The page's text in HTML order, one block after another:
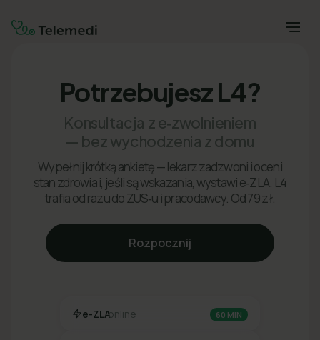
Potrzebujesz L4?
Konsultacja z e‑zwolnieniem
— bez wychodzenia z domu
Wypełnij krótką ankietę — lekarz zadzwoni i oceni
stan zdrowia i, jeśli są wskazania, wystawi e‑ZLA. L4
trafia od razu do ZUS‑u i pracodawcy. Od 79 zł.
Rozpocznij
e-ZLAonline 60 MIN